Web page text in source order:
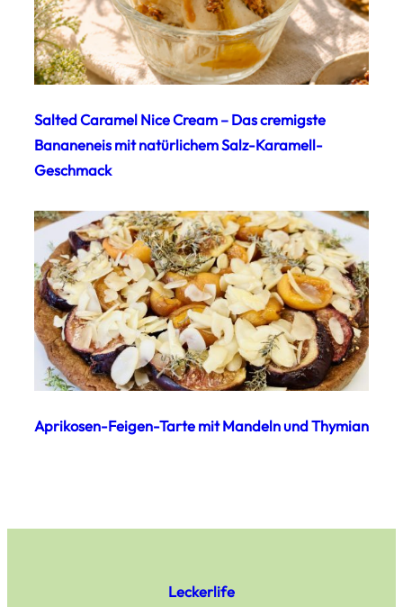
Salted Caramel Nice Cream – Das cremigste
Bananeneis mit natürlichem Salz-Karamell-
Geschmack
Aprikosen-Feigen-Tarte mit Mandeln und Thymian
Leckerlife